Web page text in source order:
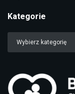
Kategorie